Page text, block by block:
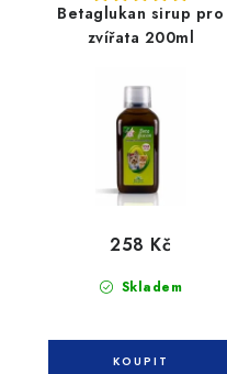
Betaglukan sirup pro
zvířata 200ml
Skladem
258 Kč